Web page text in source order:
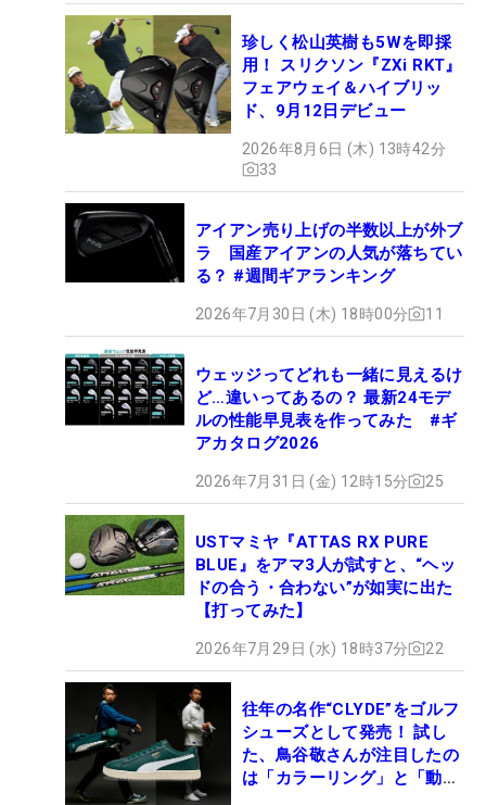
珍しく松山英樹も5Wを即採
用！ スリクソン『ZXi RKT』
フェアウェイ＆ハイブリッ
ド、9月12日デビュー
2026年8月6日 (木) 13時42分
33
アイアン売り上げの半数以上が外ブ
ラ 国産アイアンの人気が落ちてい
る？ #週間ギアランキング
2026年7月30日 (木) 18時00分 11
ウェッジってどれも一緒に見えるけ
ど…違いってあるの？ 最新24モデ
ルの性能早見表を作ってみた #ギ
アカタログ2026
2026年7月31日 (金) 12時15分 25
USTマミヤ『ATTAS RX PURE
BLUE』をアマ3人が試すと、“ヘッ
ドの合う・合わない”が如実に出た
【打ってみた】
2026年7月29日 (水) 18時37分 22
往年の名作“CLYDE”をゴルフ
シューズとして発売！ 試し
た、鳥谷敬さんが注目したの
は「カラーリング」と「動き